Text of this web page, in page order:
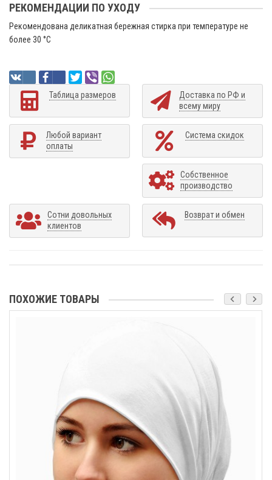
РЕКОМЕНДАЦИИ ПО УХОДУ
Рекомендована деликатная бережная стирка при температуре не
более 30 °C
Таблица размеров
Доставка по РФ и
всему миру
Любой вариант
оплаты
Система скидок
Собственное
производство
Сотни довольных
клиентов
Возврат и обмен
ПОХОЖИЕ ТОВАРЫ